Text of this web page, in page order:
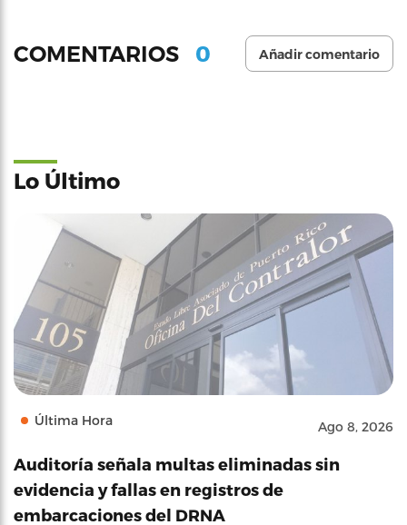
COMENTARIOS 0 Añadir comentario
Lo Último
Última Hora Ago 8, 2026
Auditoría señala multas eliminadas sin
evidencia y fallas en registros de
embarcaciones del DRNA